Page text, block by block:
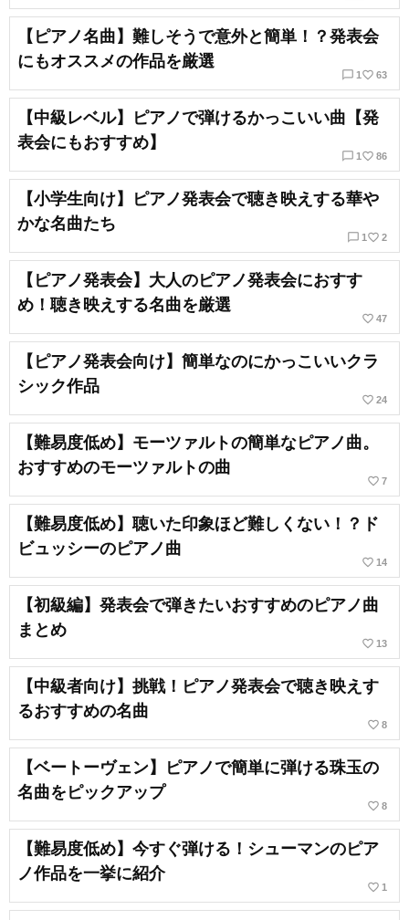
【ピアノ名曲】難しそうで意外と簡単！？発表会
にもオススメの作品を厳選
chat_bubble_outline 1 favorite_border 63
【中級レベル】ピアノで弾けるかっこいい曲【発
表会にもおすすめ】
chat_bubble_outline 1 favorite_border 86
【小学生向け】ピアノ発表会で聴き映えする華や
かな名曲たち
chat_bubble_outline 1 favorite_border 2
【ピアノ発表会】大人のピアノ発表会におすす
め！聴き映えする名曲を厳選
favorite_border 47
【ピアノ発表会向け】簡単なのにかっこいいクラ
シック作品
favorite_border 24
【難易度低め】モーツァルトの簡単なピアノ曲。
おすすめのモーツァルトの曲
favorite_border 7
【難易度低め】聴いた印象ほど難しくない！？ド
ビュッシーのピアノ曲
favorite_border 14
【初級編】発表会で弾きたいおすすめのピアノ曲
まとめ
favorite_border 13
【中級者向け】挑戦！ピアノ発表会で聴き映えす
るおすすめの名曲
favorite_border 8
【ベートーヴェン】ピアノで簡単に弾ける珠玉の
名曲をピックアップ
favorite_border 8
【難易度低め】今すぐ弾ける！シューマンのピア
ノ作品を一挙に紹介
favorite_border 1